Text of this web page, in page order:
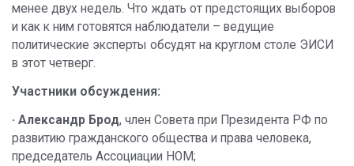
менее двух недель. Что ждать от предстоящих выборов
и как к ним готовятся наблюдатели – ведущие
политические эксперты обсудят на круглом столе ЭИСИ
в этот четверг.
Участники обсуждения:
· Александр Брод, член Совета при Президента РФ по
развитию гражданского общества и права человека,
председатель Ассоциации НОМ;